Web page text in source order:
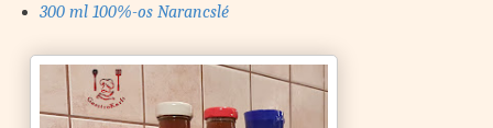
300 ml 100%-os Narancslé